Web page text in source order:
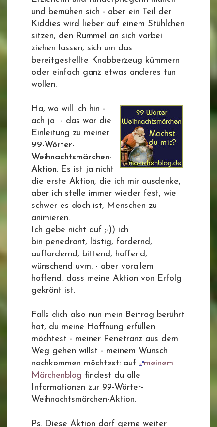
und bemühen sich - aber ein Teil der
Kiddies wird lieber auf einem Stühlchen
sitzen, den Rummel an sich vorbei
ziehen lassen, sich um das
bereitgestellte Knabberzeug kümmern
oder einfach ganz etwas anderes tun
wollen.
Ha, wo will ich hin -
ach ja - das war die
Einleitung zu meiner
99-Wörter-
Weihnachtsmärchen-
Aktion. Es ist ja nicht
die erste Aktion, die ich mir ausdenke,
aber ich stelle immer wieder fest, wie
schwer es doch ist, Menschen zu
animieren.
Ich gebe nicht auf ;-)) ich
bin penedrant, lästig, fordernd,
auffordernd, bittend, hoffend,
wünschend uvm. - aber vorallem
hoffend, dass meine Aktion von Erfolg
gekrönt ist.
Falls dich also nun mein Beitrag berührt
hat, du meine Hoffnung erfüllen
möchtest - meiner Penetranz aus dem
Weg gehen willst - meinem Wunsch
nachkommen möchtest: auf
meinem
Märchenblog findest du alle
Informationen zur 99-Wörter-
Weihnachtsmärchen-Aktion.
Ps. Diese Aktion darf gerne weiter